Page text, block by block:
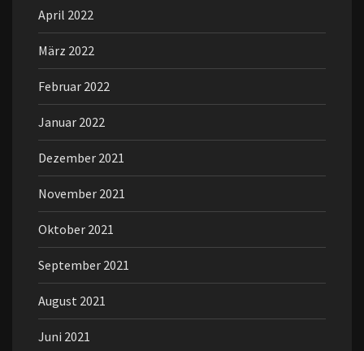
April 2022
März 2022
Februar 2022
Januar 2022
Dezember 2021
November 2021
Oktober 2021
September 2021
August 2021
Juni 2021